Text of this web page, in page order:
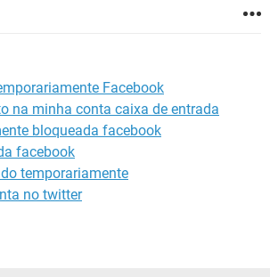
de celulares .e tenho a fotos que
e se perder esse Facebook foi
Thay Souza Santos. Sou do RJ de
muito que me ajudasse hoje faz 5
oque faço mas já fiz várias vezes o
mas não vai por favor me ajude
Facebook
na minha conta caixa de entrada
bloqueada facebook
facebook
temporariamente
no twitter